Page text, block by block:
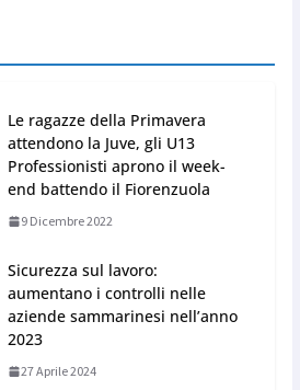
Le ragazze della Primavera
attendono la Juve, gli U13
Professionisti aprono il week-
end battendo il Fiorenzuola
9 Dicembre 2022
Sicurezza sul lavoro:
aumentano i controlli nelle
aziende sammarinesi nell’anno
2023
27 Aprile 2024